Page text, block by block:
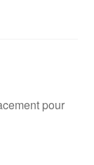
pour